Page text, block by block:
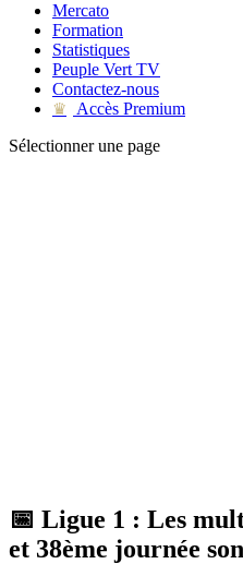
Mercato
Formation
Statistiques
Peuple Vert TV
Contactez-nous
♛
Accès Premium
Sélectionner une page
📅 Ligue 1 : Les
et 38ème journée